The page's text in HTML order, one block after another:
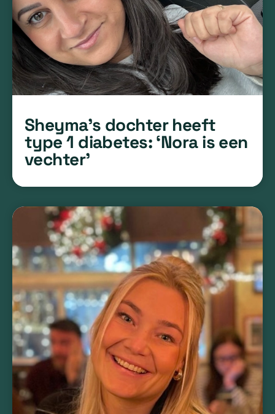
Sheyma’s dochter heeft
type 1 diabetes: ‘Nora is een
vechter’